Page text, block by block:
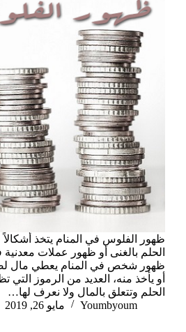
ظهور الفلوس في المنام يتخذ أشكالاً
الحلم بالغنى أو ظهور عملات معدنية
ظهور شخص في المنام يعطي مال
أو يأخذ منه، العديد من الرموز التي
الحلم وتتعلق بالمال ولا نعرف لها…
Youmbyoum
مايو 26, 2019